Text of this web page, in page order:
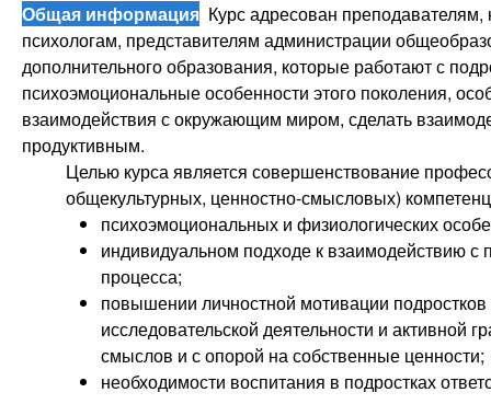
Общая информация Курс адресован
психологам, представителям администрации
дополнительного образования, которые работают с
психоэмоциональные особенности этого поколения,
взаимодействия с окружающим миром, сделать
продуктивным.
Целью курса является совершенствование
общекультурных, ценностно-смысловых)
психоэмоциональных и физиологических
индивидуальном подходе к взаимодействию с
процесса;
повышении личностной мотивации
исследовательской деятельности и активной
смыслов и с опорой на собственные ценности;
необходимости воспитания в подростках